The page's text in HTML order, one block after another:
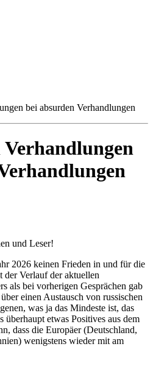
bei absurden Verhandlungen
und Leser!
2026 keinen Frieden in und für die
Verlauf der aktuellen
als bei vorherigen Gesprächen gab
einen Austausch von russischen
was ja das Mindeste ist, das
überhaupt etwas Positives aus dem
dass die Europäer (Deutschland,
wenigstens wieder mit am